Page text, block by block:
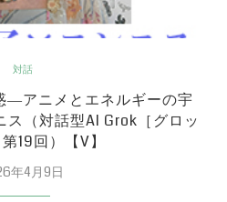
対話
―アニメとエネルギーの宇
ス（対話型AI Grok［グロッ
19回）【V】
年4月9日